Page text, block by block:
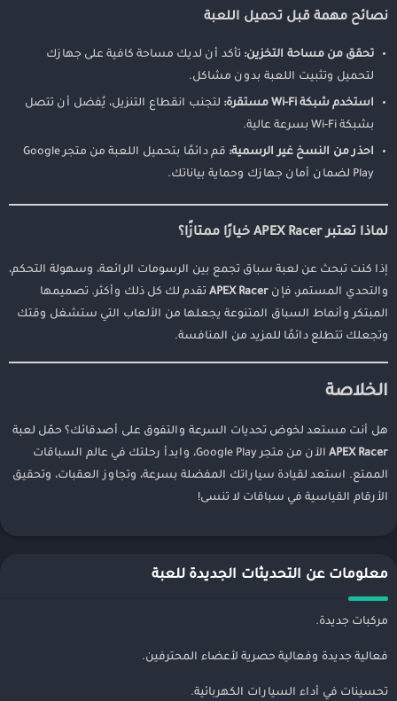
نصائح مهمة قبل تحميل اللعبة
تحقق من مساحة التخزين: تأكد أن لديك مساحة كافية على جهازك
لتحميل وتثبيت اللعبة بدون مشاكل.
استخدم شبكة Wi-Fi مستقرة:
لتجنب انقطاع التنزيل، يُفضل أن تتصل
بشبكة Wi-Fi بسرعة عالية.
احذر من النسخ غير الرسمية:
قم دائمًا بتحميل اللعبة من متجر Google
Play لضمان أمان جهازك وحماية بياناتك.
لماذا تعتبر APEX Racer خيارًا ممتازًا؟
إذا كنت تبحث عن لعبة سباق تجمع بين الرسومات الرائعة، وسهولة التحكم،
والتحدي المستمر، فإن APEX Racer تقدم لك كل ذلك وأكثر. تصميمها
المبتكر وأنماط السباق المتنوعة يجعلها من الألعاب التي ستشغل وقتك
وتجعلك تتطلع دائمًا للمزيد من المنافسة.
الخلاصة
هل أنت مستعد لخوض تحديات السرعة والتفوق على أصدقائك؟ حمّل لعبة
APEX Racer
الآن من متجر Google Play، وابدأ رحلتك في عالم السباقات
الممتع. استعد لقيادة سياراتك المفضلة بسرعة، وتجاوز العقبات، وتحقيق
الأرقام القياسية في سباقات لا تنسى!
معلومات عن التحديثات الجديدة للعبة
مركبات جديدة.
فعالية جديدة وفعالية حصرية لأعضاء المحترفين.
تحسينات في أداء السيارات الكهربائية.